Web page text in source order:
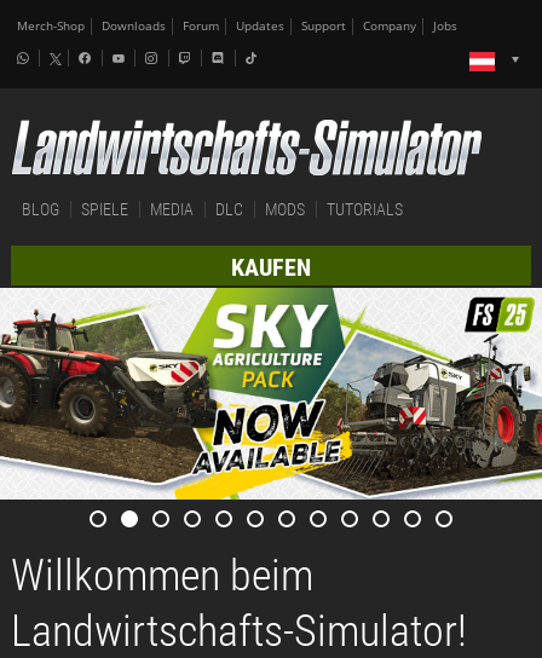
Merch-Shop Downloads Forum Updates Support Company Jobs
BLOG SPIELE MEDIA DLC MODS TUTORIALS
KAUFEN
Willkommen beim
Landwirtschafts-Simulator!